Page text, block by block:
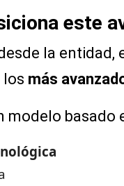
este
la
los más
modelo basado